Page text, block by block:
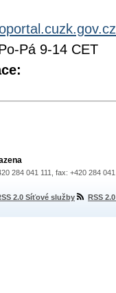
Pá 9-14 CET
284 041 111, fax: +420 284
2.0 Síťové služby RSS